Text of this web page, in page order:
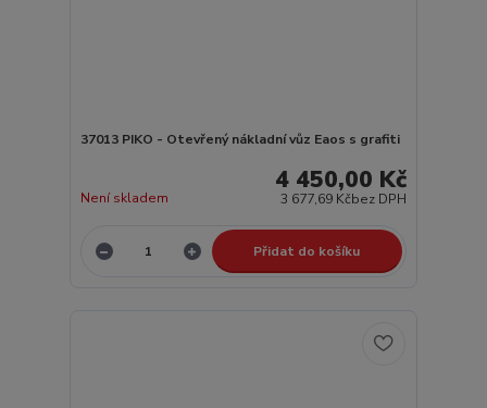
37013 PIKO - Otevřený nákladní vůz Eaos s grafiti
4 450,00 Kč
3 677,69 Kčbez DPH
Není skladem
Přidat do košíku